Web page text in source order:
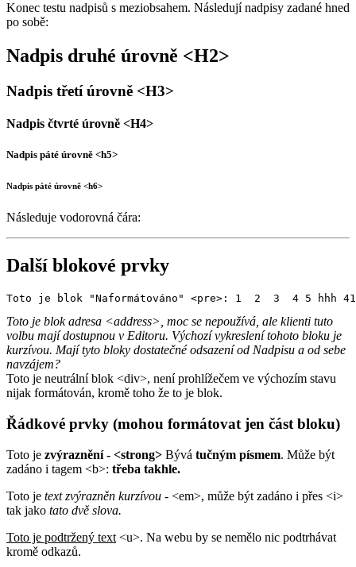
Konec testu nadpisů s meziobsahem. Následují nadpisy zadané hned
po sobě:
Nadpis druhé úrovně <H2>
Nadpis třetí úrovně <H3>
Nadpis čtvrté úrovně <H4>
Nadpis páté úrovně <h5>
Nadpis páté úrovně <h6>
Následuje vodorovná čára:
Další blokové prvky
Toto je blok "Naformátováno" <pre>: 1  2  3  4 5 hhh
Toto je blok adresa <address>, moc se nepoužívá, ale klienti tuto
volbu mají dostupnou v Editoru. Výchozí vykreslení tohoto bloku je
kurzívou. Mají tyto bloky dostatečné odsazení od Nadpisu a od sebe
navzájem?
Toto je neutrální blok <div>, není prohlížečem ve výchozím stavu
nijak formátován, kromě toho že to je blok.
Řádkové prvky (mohou formátovat jen část bloku)
Toto je zvýraznění - <strong> Bývá tučným písmem. Může být
zadáno i tagem <b>: třeba takhle.
Toto je text zvýrazněn kurzívou - <em>, může být zadáno i přes <i>
tak jako tato dvě slova.
Toto je podtržený text <u>. Na webu by se nemělo nic podtrhávat
kromě odkazů.